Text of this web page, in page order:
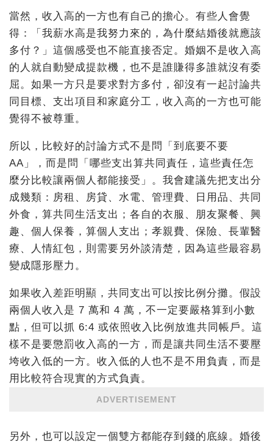
當然，收入高的一方也有自己的擔心。有些人會覺
得：「我薪水高是我努力來的，為什麼結婚後就應該
多付？」這個感受也不能直接否定。婚姻不是收入高
的人就自動變成提款機，也不是誰賺得多誰就沒有委
屈。如果一方只是要求對方多付，卻沒有一起討論共
同目標、支出項目和家庭分工，收入高的一方也可能
覺得不被尊重。
所以，比較好的討論方式不是問「到底要不要
AA」，而是問「哪些支出算共同責任，這些責任怎
麼分比較讓兩個人都能接受」。我會建議先把支出分
成幾類：房租、房貸、水電、管理費、日用品、共同
外食，算共同生活支出；各自的衣服、朋友聚餐、興
趣、個人保養，算個人支出；孝親費、保險、長輩醫
療、人情紅包，則需要另外談清楚，因為這些最容易
變成隱形壓力。
如果收入差距明顯，共同支出可以按比例分攤。假設
兩個人收入是 7 萬和 4 萬，不一定要嚴格算到小數
點，但可以抓 6:4 或依照收入比例放進共同帳戶。這
樣不是要懲罰收入高的一方，而是讓共同生活不要壓
垮收入低的一方。收入低的人也不是不用負責，而是
用比較符合現實的方式負責。
ADVERTISEMENT
另外，也可以設定一個雙方都能存到錢的底線。婚後